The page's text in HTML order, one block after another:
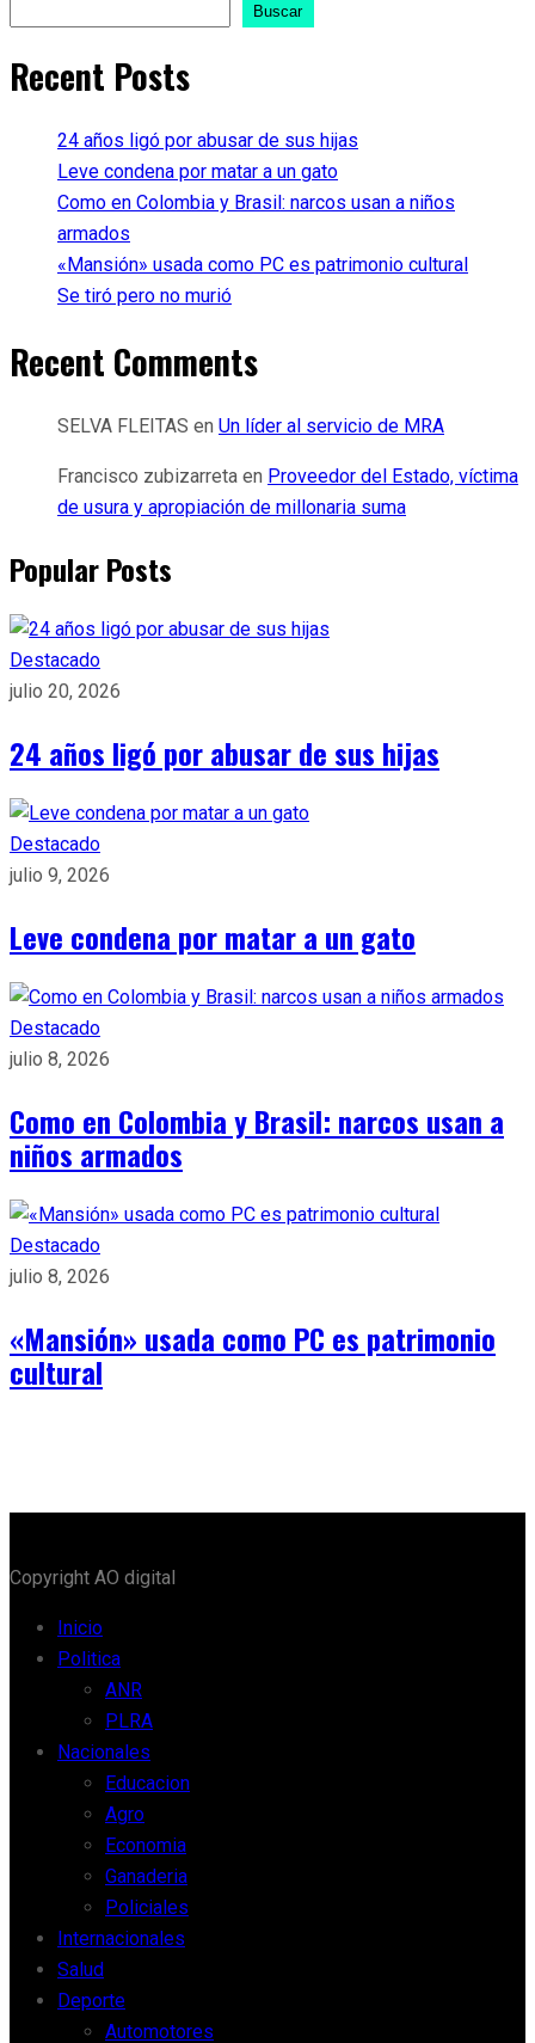
Buscar
Recent Posts
24 años ligó por abusar de sus hijas
Leve condena por matar a un gato
Como en Colombia y Brasil: narcos usan a niños
armados
«Mansión» usada como PC es patrimonio cultural
Se tiró pero no murió
Recent Comments
SELVA FLEITAS en Un líder al servicio de MRA
Francisco zubizarreta en Proveedor del Estado, víctima
de usura y apropiación de millonaria suma
Popular Posts
Destacado
julio 20, 2026
24 años ligó por abusar de sus hijas
Destacado
julio 9, 2026
Leve condena por matar a un gato
Destacado
julio 8, 2026
Como en Colombia y Brasil: narcos usan a
niños armados
Destacado
julio 8, 2026
«Mansión» usada como PC es patrimonio
cultural
Copyright AO digital
Inicio
Politica
ANR
PLRA
Nacionales
Educacion
Agro
Economia
Ganaderia
Policiales
Internacionales
Salud
Deporte
Automotores